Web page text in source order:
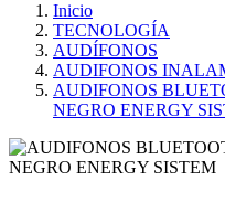
Inicio
TECNOLOGÍA
AUDÍFONOS
AUDIFONOS
AUDIFONOS
NEGRO ENERGY